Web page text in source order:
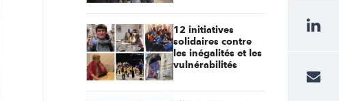
12 initiatives
solidaires contre
les inégalités et les
vulnérabilités